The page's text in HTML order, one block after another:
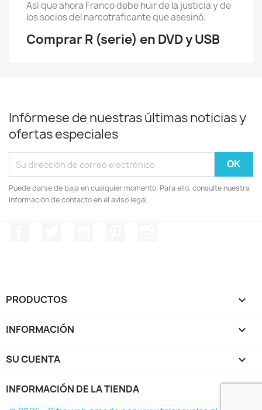
Así que ahora Franco debe huir de la justicia y de
los socios del narcotraficante que asesinó.
Comprar R (serie) en DVD y USB
Infórmese de nuestras últimas noticias y
ofertas especiales
Puede darse de baja en cualquier momento. Para ello, consulte nuestra
información de contacto en el aviso legal.
PRODUCTOS 
INFORMACIÓN 
SU CUENTA 
INFORMACIÓN DE LA TIENDA